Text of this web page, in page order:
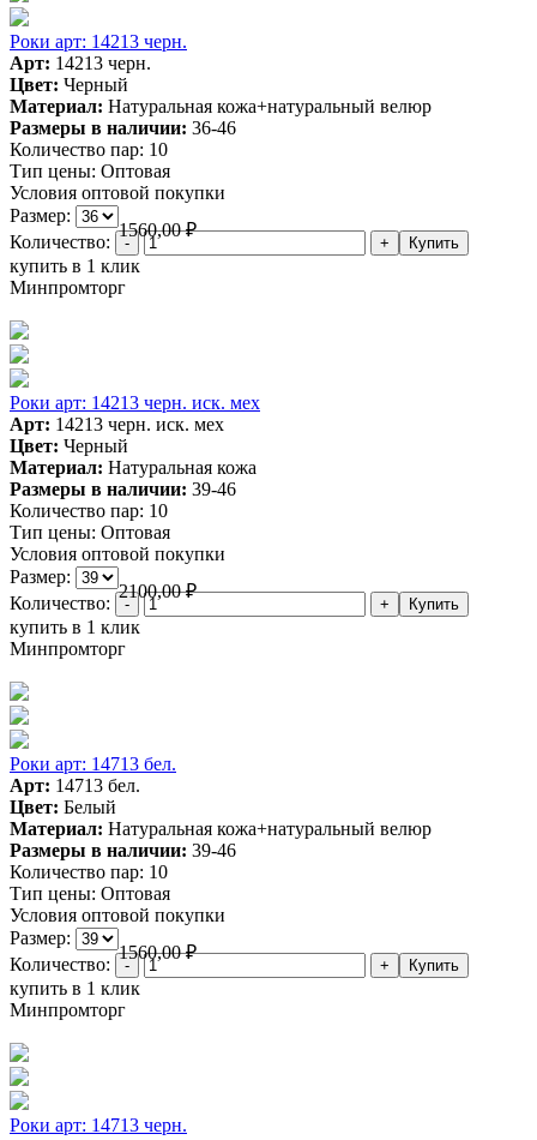
Роки арт: 14213 черн.
Арт: 14213 черн.
Цвет: Черный
Материал: Натуральная кожа+натуральный велюр
Размеры в наличии: 36-46
Количество пар: 10
Тип цены: Оптовая
Условия оптовой покупки
Размер:
1560,00₽
Количество:
купить в 1 клик
Минпромторг
Роки арт: 14213 черн. иск. мех
Арт: 14213 черн. иск. мех
Цвет: Черный
Материал: Натуральная кожа
Размеры в наличии: 39-46
Количество пар: 10
Тип цены: Оптовая
Условия оптовой покупки
Размер:
2100,00₽
Количество:
купить в 1 клик
Минпромторг
Роки арт: 14713 бел.
Арт: 14713 бел.
Цвет: Белый
Материал: Натуральная кожа+натуральный велюр
Размеры в наличии: 39-46
Количество пар: 10
Тип цены: Оптовая
Условия оптовой покупки
Размер:
1560,00₽
Количество:
купить в 1 клик
Минпромторг
Роки арт: 14713 черн.